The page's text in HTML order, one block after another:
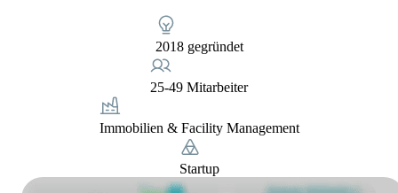
2018 gegründet
25-49 Mitarbeiter
Immobilien & Facility Management
Startup